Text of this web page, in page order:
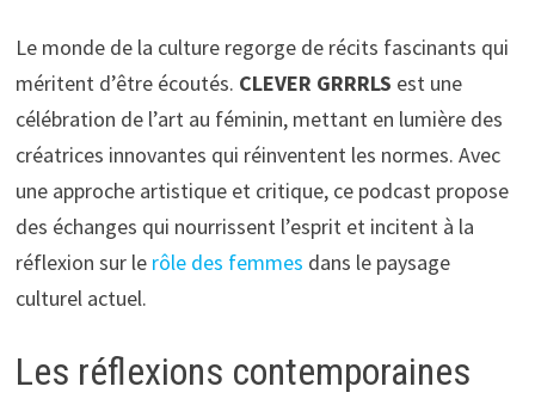
Le monde de la culture regorge de récits fascinants qui
méritent d’être écoutés. CLEVER GRRRLS est une
célébration de l’art au féminin, mettant en lumière des
créatrices innovantes qui réinventent les normes. Avec
une approche artistique et critique, ce podcast propose
des échanges qui nourrissent l’esprit et incitent à la
réflexion sur le rôle des femmes dans le paysage
culturel actuel.
Les réflexions contemporaines